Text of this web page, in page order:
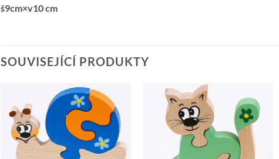
š9cm×v10 cm
SOUVISEJÍCÍ PRODUKTY
Přidat k
oblíbeným
Přidat k
oblíbeným